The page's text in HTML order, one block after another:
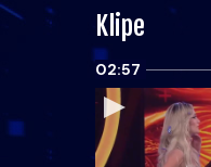
Klipe
02:57